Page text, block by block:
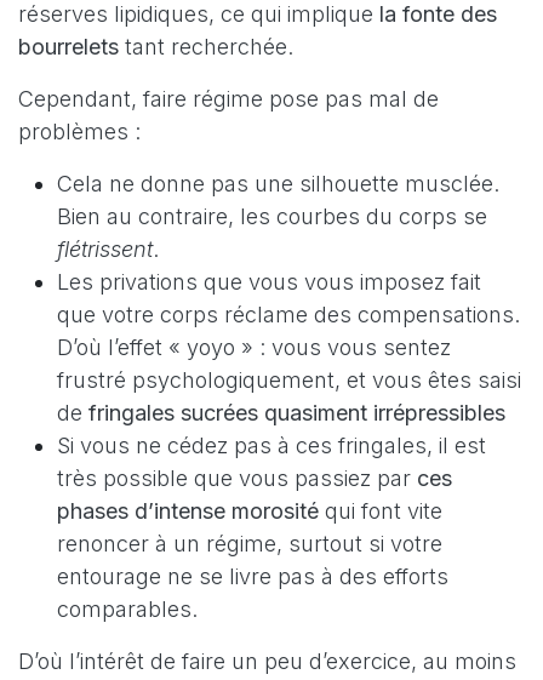
réserves lipidiques, ce qui implique la fonte des
bourrelets tant recherchée.
Cependant, faire régime pose pas mal de
problèmes :
Cela ne donne pas une silhouette musclée.
Bien au contraire, les courbes du corps se
flétrissent.
Les privations que vous vous imposez fait
que votre corps réclame des compensations.
D’où l’effet « yoyo » : vous vous sentez
frustré psychologiquement, et vous êtes saisi
de fringales sucrées quasiment irrépressibles
Si vous ne cédez pas à ces fringales, il est
très possible que vous passiez par ces
phases d’intense morosité qui font vite
renoncer à un régime, surtout si votre
entourage ne se livre pas à des efforts
comparables.
D’où l’intérêt de faire un peu d’exercice, au moins